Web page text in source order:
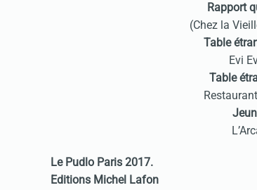
Rapport
(Chez la
Table
Evi
Table
Le Pudlo Paris 2017.
Editions Michel Lafon